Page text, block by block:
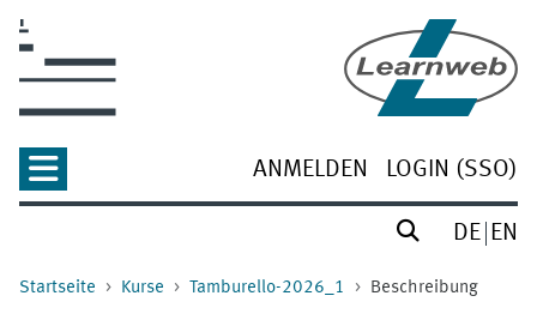
ANMELDEN LOGIN (SSO)
DE EN
Startseite Kurse Tamburello-2026_1 Beschreibung